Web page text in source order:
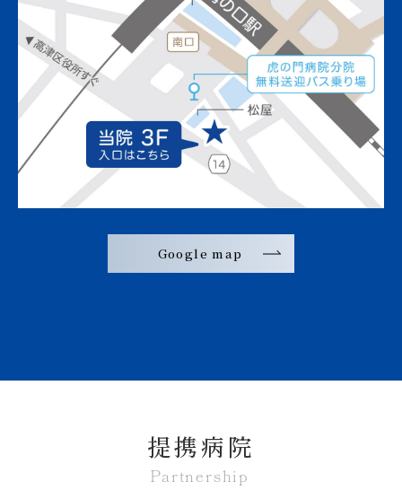
Google map
提携病院